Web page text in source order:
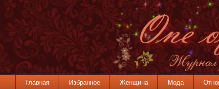
Главная Избранное Женщина Мода